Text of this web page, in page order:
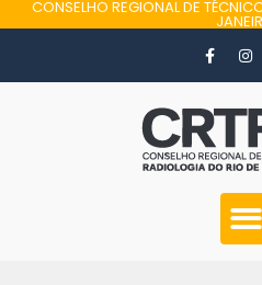
CONSELHO REGIONAL DE